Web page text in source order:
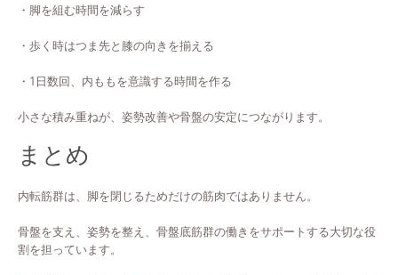
・脚を組む時間を減らす
・歩く時はつま先と膝の向きを揃える
・1日数回、内ももを意識する時間を作る
小さな積み重ねが、姿勢改善や骨盤の安定につながります。
まとめ
内転筋群は、脚を閉じるためだけの筋肉ではありません。
骨盤を支え、姿勢を整え、骨盤底筋群の働きをサポートする大切な役
割を担っています。